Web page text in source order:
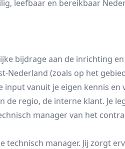
leefbaar en bereikbaar
bijdrage aan de inrichting
(zoals op het
input vanuit je eigen kennis en
de regio, de interne klant. Je
manager van het
technisch manager. Jij zorgt